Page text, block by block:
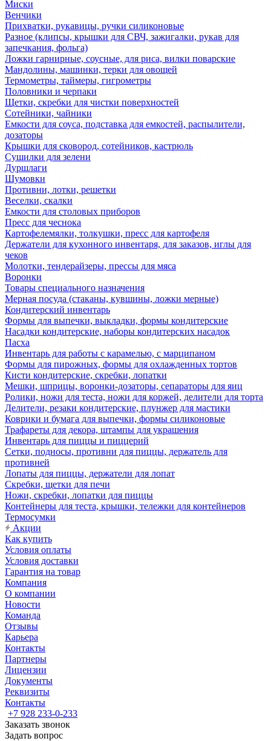
Миски
Венчики
Прихватки, рукавицы, ручки силиконовые
Разное (клипсы, крышки для СВЧ, зажигалки, рукав для
запечкания, фольга)
Ложки гарнирные, соусные, для риса, вилки поварские
Мандолины, машинки, терки для овощей
Термометры, таймеры, гигрометры
Половники и черпаки
Щетки, скребки для чистки поверхностей
Сотейники, чайники
Емкости для соуса, подставка для емкостей, распылители,
дозаторы
Крышки для сковород, сотейников, кастрюль
Сушилки для зелени
Дуршлаги
Шумовки
Противни, лотки, решетки
Веселки, скалки
Емкости для столовых приборов
Пресс для чеснока
Картофелемялки, толкушки, пресс для картофеля
Держатели для кухонного инвентаря, для заказов, иглы для
чеков
Молотки, тендерайзеры, прессы для мяса
Воронки
Товары специального назначения
Мерная посуда (стаканы, кувшины, ложки мерные)
Кондитерский инвентарь
Формы для выпечки, выкладки, формы кондитерские
Насадки кондитерские, наборы кондитерских насадок
Пасха
Инвентарь для работы с карамелью, с марципаном
Формы для пирожных, формы для охлажденных тортов
Кисти кондитерские, скребки, лопатки
Мешки, шприцы, воронки-дозаторы, сепараторы для яиц
Ролики, ножи для теста, ножи для коржей, делители для торта
Делители, резаки кондитерские, плунжер для мастики
Коврики и бумага для выпечки, формы силиконовые
Трафареты для декора, штампы для украшения
Инвентарь для пиццы и пиццерий
Сетки, подносы, противни для пиццы, держатель для
противней
Лопаты для пиццы, держатели для лопат
Скребки, щетки для печи
Ножи, скребки, лопатки для пиццы
Контейнеры для теста, крышки, тележки для контейнеров
Термосумки
Акции
Как купить
Условия оплаты
Условия доставки
Гарантия на товар
Компания
О компании
Новости
Команда
Отзывы
Карьера
Контакты
Партнеры
Лицензии
Документы
Реквизиты
Контакты
+7 928 233-0-233
Заказать звонок
Задать вопрос